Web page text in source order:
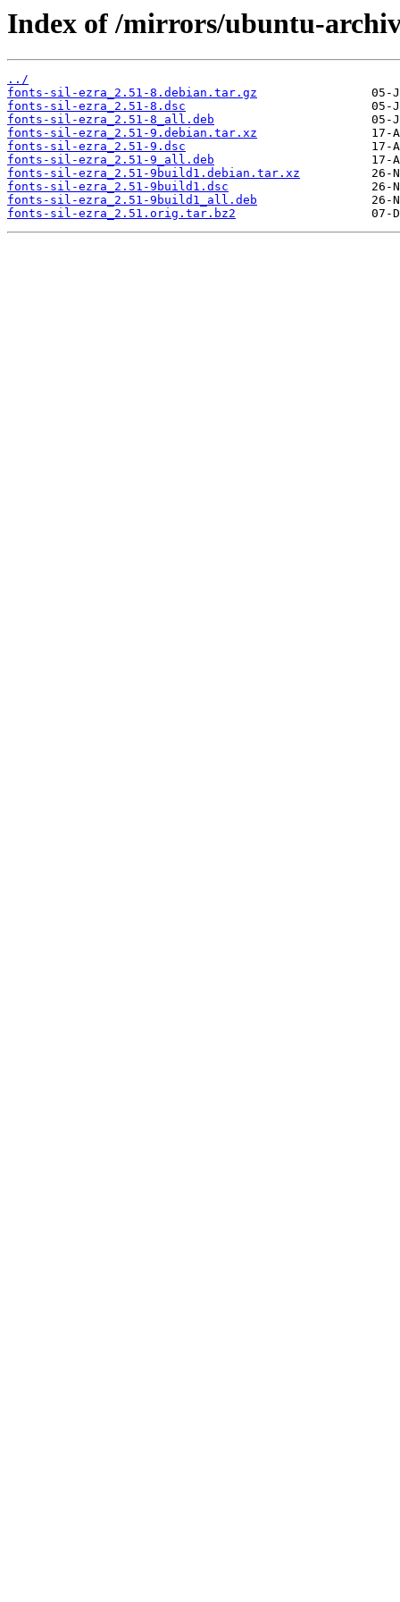
Index of /mirrors/ubuntu-
../
fonts-sil-ezra_2.51-8.debian.tar.gz
fonts-sil-ezra_2.51-8.dsc
fonts-sil-ezra_2.51-8_all.deb
fonts-sil-ezra_2.51-9.debian.tar.xz
fonts-sil-ezra_2.51-9.dsc
fonts-sil-ezra_2.51-9_all.deb
fonts-sil-ezra_2.51-9build1.debian.tar.xz
fonts-sil-ezra_2.51-9build1.dsc
fonts-sil-ezra_2.51-9build1_all.deb
fonts-sil-ezra_2.51.orig.tar.bz2